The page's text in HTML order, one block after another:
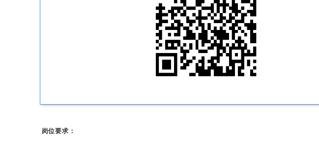
岗位要求：